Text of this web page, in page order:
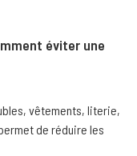
éviter une
vêtements, literie,
de réduire les